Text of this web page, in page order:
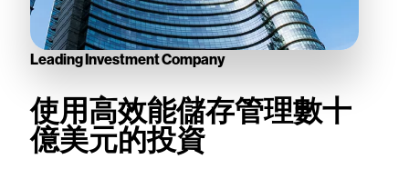
Leading Investment Company
使用高效能儲存管理數十
億美元的投資